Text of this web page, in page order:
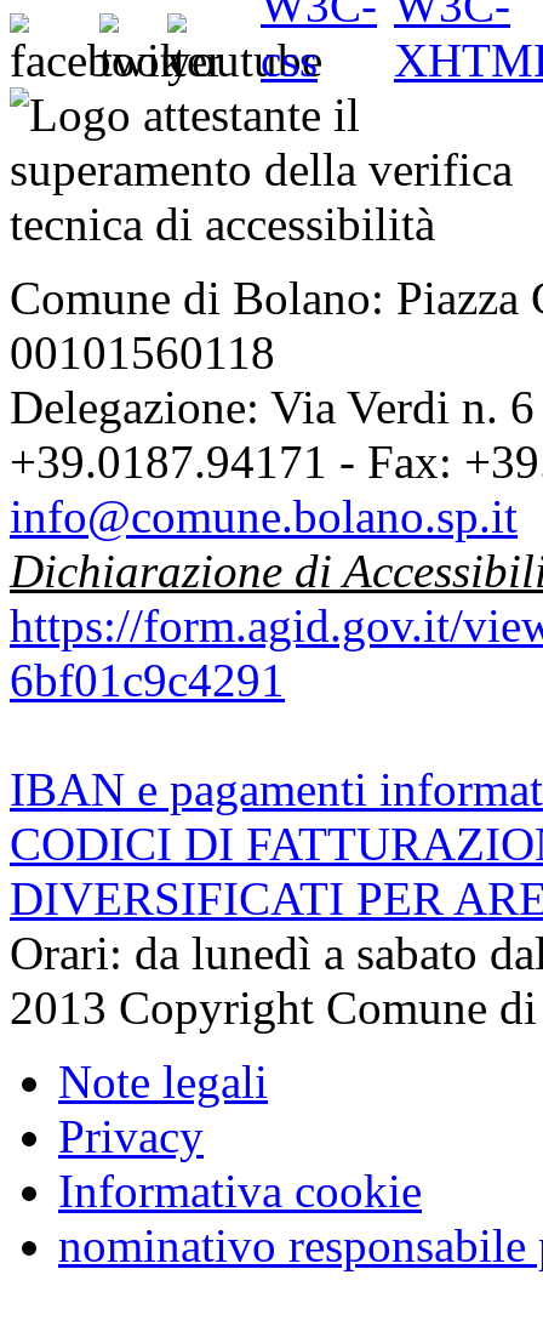
Comune di Bolano:
00101560118
Delegazione: Via Verdi n.
+39.0187.94171 - Fax:
info@comune.bolano.sp.it
Dichiarazione di
https://form.agid.gov.it/
6bf01c9c4291
IBAN e pagamenti
CODICI DI
DIVERSIFICATI PER
Orari: da lunedì a sabato
2013 Copyright Comune
Note legali
Privacy
Informativa cookie
nominativo